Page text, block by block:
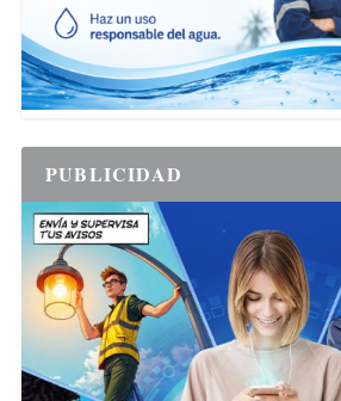
PUBLICIDAD